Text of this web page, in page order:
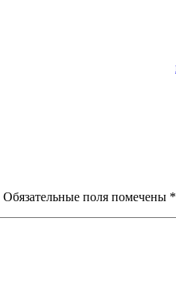
Обязательные поля помечены *